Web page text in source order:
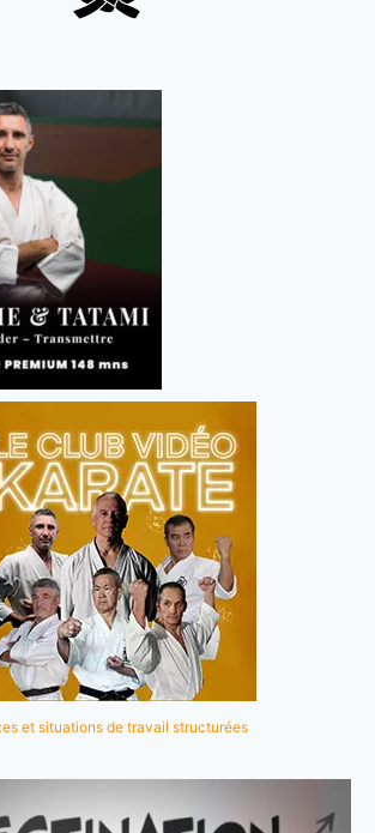
et situations de travail structurées